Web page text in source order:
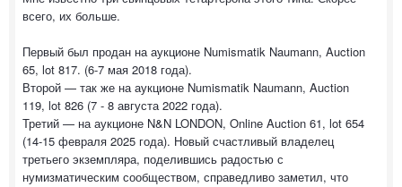
всего, их больше.
Первый был продан на аукционе Numismatik Naumann, Auction
65, lot 817. (6-7 мая 2018 года).
Второй — так же на аукционе Numismatik Naumann, Auction
119, lot 826 (7 - 8 августа 2022 года).
Третий — на аукционе N&N LONDON, Online Auction 61, lot 654
(14-15 февраля 2025 года). Новый счастливый владелец
третьего экземпляра, поделившись радостью с
нумизматическим сообществом, справедливо заметил, что